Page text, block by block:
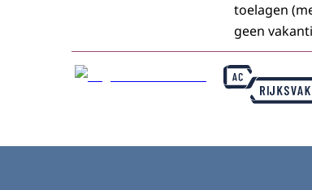
toelagen
geen